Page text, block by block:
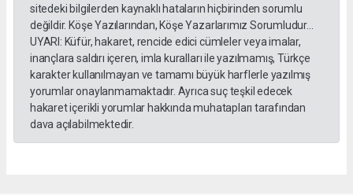
sitedeki bilgilerden kaynaklı hataların hiçbirinden sorumlu
değildir. Köşe Yazılarından, Köşe Yazarlarımız Sorumludur...
UYARI: Küfür, hakaret, rencide edici cümleler veya imalar,
inançlara saldırı içeren, imla kuralları ile yazılmamış, Türkçe
karakter kullanılmayan ve tamamı büyük harflerle yazılmış
yorumlar onaylanmamaktadır. Ayrıca suç teşkil edecek
hakaret içerikli yorumlar hakkında muhatapları tarafından
dava açılabilmektedir.